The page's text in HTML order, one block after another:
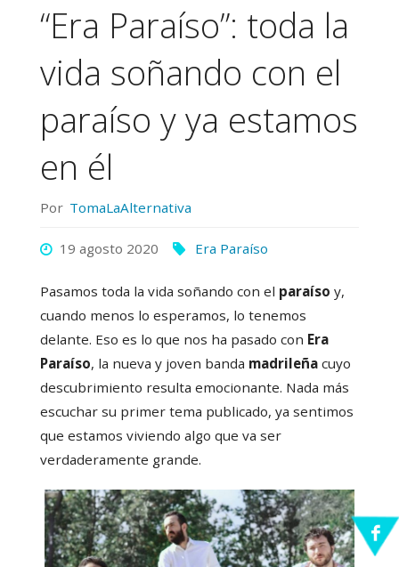
“Era Paraíso”: toda la
vida soñando con el
paraíso y ya estamos
en él
Por TomaLaAlternativa
19 agosto 2020 Era Paraíso
Pasamos toda la vida soñando con el paraíso y,
cuando menos lo esperamos, lo tenemos
delante. Eso es lo que nos ha pasado con Era
Paraíso, la nueva y joven banda madrileñacuyo
descubrimiento resulta emocionante. Nada más
escuchar su primer tema publicado, ya sentimos
que estamos viviendo algo que va ser
verdaderamente grande.